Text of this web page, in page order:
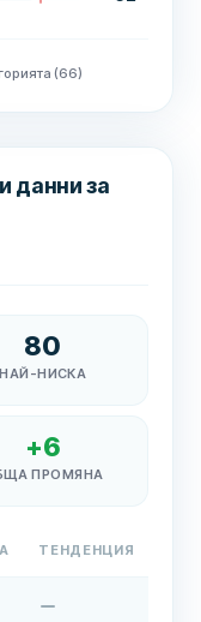
(66)
данни за
80
НАЙ-НИСКА
+6
ПРОМЯНА
ТЕНДЕНЦИЯ